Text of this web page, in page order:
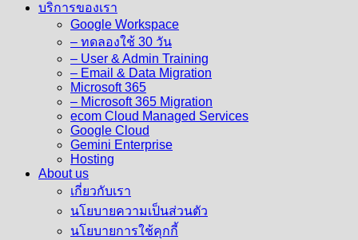
บริการของเรา
Google Workspace
– ทดลองใช้ 30 วัน
– User & Admin Training
– Email & Data Migration
Microsoft 365
– Microsoft 365 Migration
ecom Cloud Managed Services
Google Cloud
Gemini Enterprise
Hosting
About us
เกี่ยวกับเรา
นโยบายความเป็นส่วนตัว
นโยบายการใช้คุกกี้